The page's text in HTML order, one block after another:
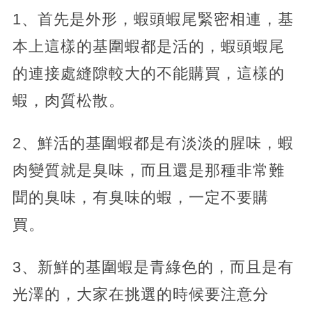
1、首先是外形，蝦頭蝦尾緊密相連，基
本上這樣的基圍蝦都是活的，蝦頭蝦尾
的連接處縫隙較大的不能購買，這樣的
蝦，肉質松散。
2、鮮活的基圍蝦都是有淡淡的腥味，蝦
肉變質就是臭味，而且還是那種非常難
聞的臭味，有臭味的蝦，一定不要購
買。
3、新鮮的基圍蝦是青綠色的，而且是有
光澤的，大家在挑選的時候要注意分